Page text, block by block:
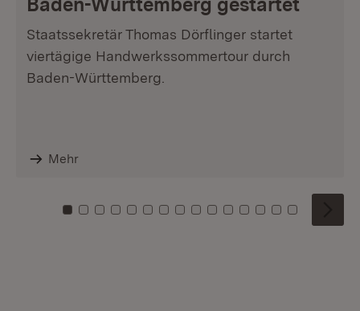
Staatssekretär Thomas Dörflinger startet
viertägige Handwerkssommertour durch
Baden-Württemberg.
Mehr
Zu Kachel: 0
Zu Kachel: 1
Zu Kachel: 2
Zu Kachel: 3
Zu Kachel: 4
Zu Kachel: 5
Zu Kachel: 6
Zu Kachel: 7
Zu Kachel: 8
Zu Kachel: 9
Zu Kachel: 10
Zu Kachel: 11
Zu Kachel: 12
Zu Kachel:
Zu